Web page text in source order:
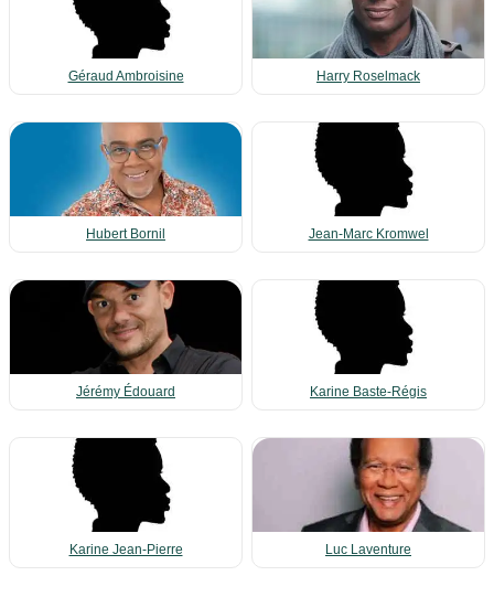
Géraud Ambroisine Harry Roselmack
Hubert Bornil Jean-Marc Kromwel
Jérémy Édouard Karine Baste-Régis
Karine Jean-Pierre Luc Laventure